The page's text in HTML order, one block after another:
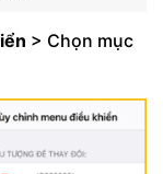
> Chọn mục